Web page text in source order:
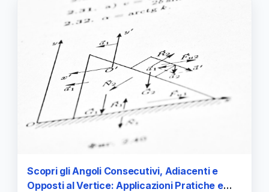
Scopri gli Angoli Consecutivi, Adiacenti e
Opposti al Vertice: Applicazioni Pratiche e